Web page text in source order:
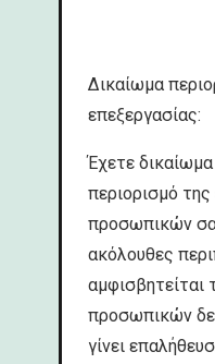
Δικαίωμα
επεξεργασίας:
Έχετε
περιορισμό
προσωπικών
ακόλουθες
αμφισβητείται
προσωπικών
γίνει